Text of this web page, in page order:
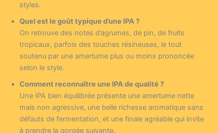
styles.
Quel est le goût typique d’une IPA ?
On retrouve des notes d’agrumes, de pin, de fruits
tropicaux, parfois des touches résineuses, le tout
soutenu par une amertume plus ou moins prononcée
selon le style.
Comment reconnaître une IPA de qualité ?
Une IPA bien équilibrée présente une amertume nette
mais non agressive, une belle richesse aromatique sans
défauts de fermentation, et une finale agréable qui invite
à prendre la gorgée suivante.